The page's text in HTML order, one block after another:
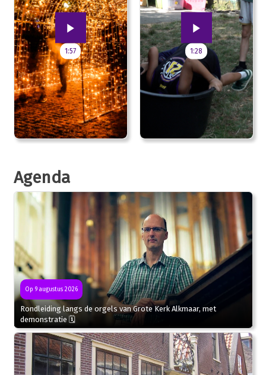
1:57 1:28
Agenda
Op 9 augustus 2026
Rondleiding langs de orgels van Grote Kerk Alkmaar, met
demonstratie 🗓